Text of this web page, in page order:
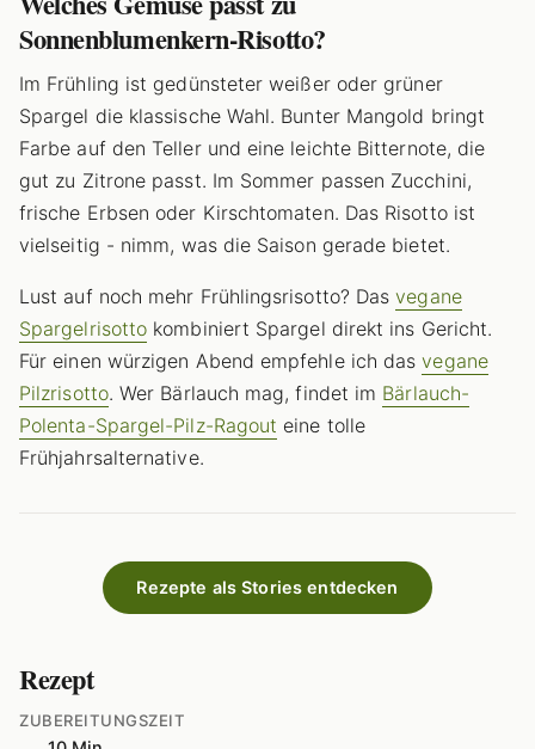
Sonnenblumenkern-Risotto?
Im Frühling ist gedünsteter weißer oder grüner
Spargel die klassische Wahl. Bunter Mangold bringt
Farbe auf den Teller und eine leichte Bitternote, die
gut zu Zitrone passt. Im Sommer passen Zucchini,
frische Erbsen oder Kirschtomaten. Das Risotto ist
vielseitig - nimm, was die Saison gerade bietet.
Lust auf noch mehr Frühlingsrisotto? Dasvegane
Spargelrisotto kombiniert Spargel direkt ins Gericht.
Für einen würzigen Abend empfehle ich dasvegane
Pilzrisotto. Wer Bärlauch mag, findet im Bärlauch-
Polenta-Spargel-Pilz-Ragout eine tolle
Frühjahrsalternative.
Rezepte als Stories entdecken
Rezept
ZUBEREITUNGSZEIT